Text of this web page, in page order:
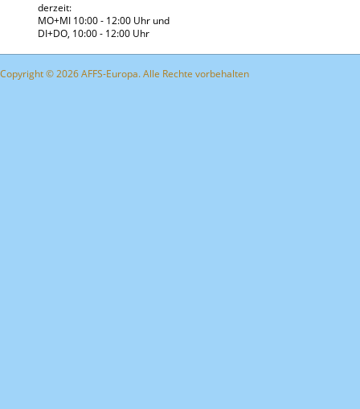
derzeit:
MO+MI 10:00 - 12:00 Uhr und
DI+DO, 10:00 - 12:00 Uhr
Copyright © 2026 AFFS-Europa. Alle Rechte vorbehalten